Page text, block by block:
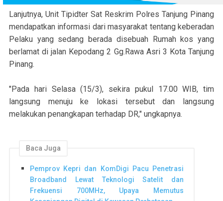
Lanjutnya, Unit Tipidter Sat Reskrim Polres Tanjung Pinang
mendapatkan informasi dari masyarakat tentang keberadan
Pelaku yang sedang berada disebuah Rumah kos yang
berlamat di jalan Kepodang 2 Gg.Rawa Asri 3 Kota Tanjung
Pinang.
"Pada hari Selasa (15/3), sekira pukul 17.00 WIB, tim
langsung menuju ke lokasi tersebut dan langsung
melakukan penangkapan terhadap DR," ungkapnya.
Baca Juga
Pemprov Kepri dan KomDigi Pacu Penetrasi
Broadband Lewat Teknologi Satelit dan
Frekuensi 700MHz, Upaya Memutus